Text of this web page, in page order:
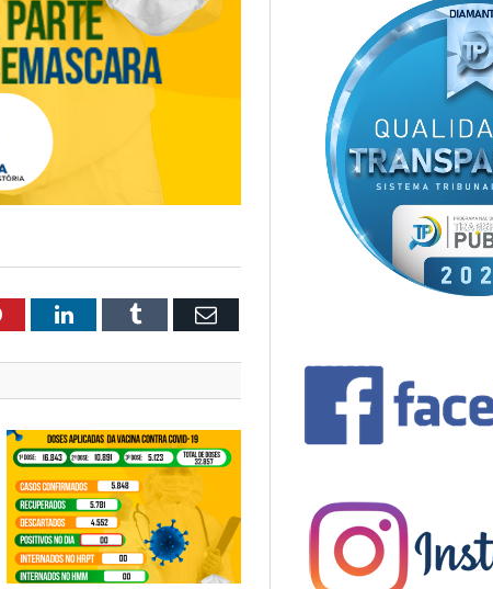
PinterestLinkedInTumblr Email